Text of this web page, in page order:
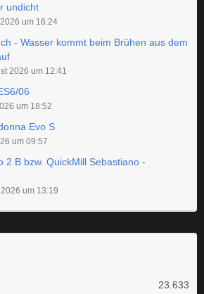
undicht
um 16:24
- Wasser kommt beim Brühen aus dem
2026 um 12:41
06
um 18:52
Evo S
um 09:57
2 B bzw. QuickMill Sebastiano -
um 13:19
23.633